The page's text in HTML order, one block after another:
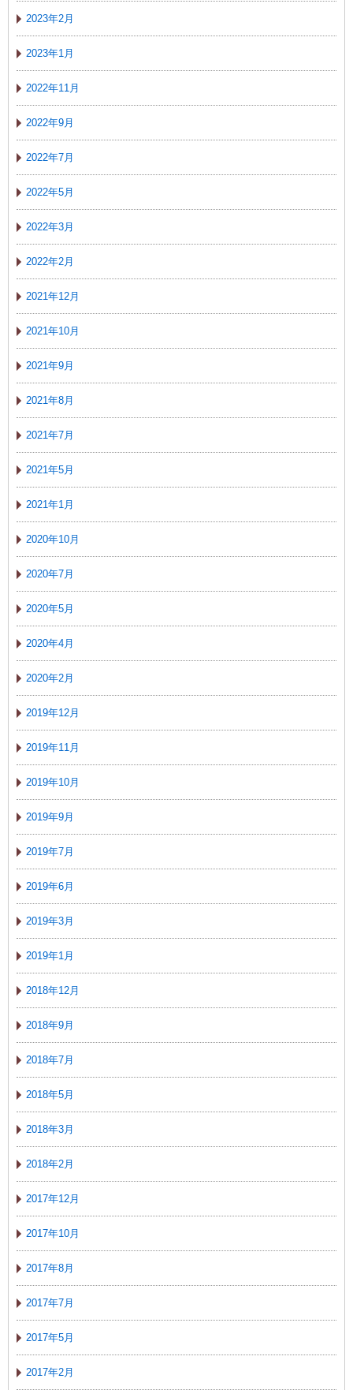
2023年2月
2023年1月
2022年11月
2022年9月
2022年7月
2022年5月
2022年3月
2022年2月
2021年12月
2021年10月
2021年9月
2021年8月
2021年7月
2021年5月
2021年1月
2020年10月
2020年7月
2020年5月
2020年4月
2020年2月
2019年12月
2019年11月
2019年10月
2019年9月
2019年7月
2019年6月
2019年3月
2019年1月
2018年12月
2018年9月
2018年7月
2018年5月
2018年3月
2018年2月
2017年12月
2017年10月
2017年8月
2017年7月
2017年5月
2017年2月